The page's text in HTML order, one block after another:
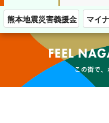
熊本地震災害義援金 マイ
この街で、